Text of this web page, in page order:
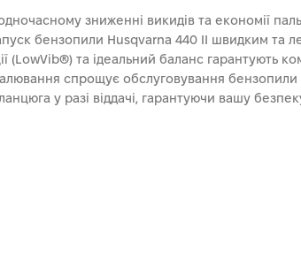
зниженні викидів та економії
бензопили Husqvarna 440 II швидким та
(LowVib®) та ідеальний баланс
спрощує обслуговування
у разі віддачі, гарантуючи вашу